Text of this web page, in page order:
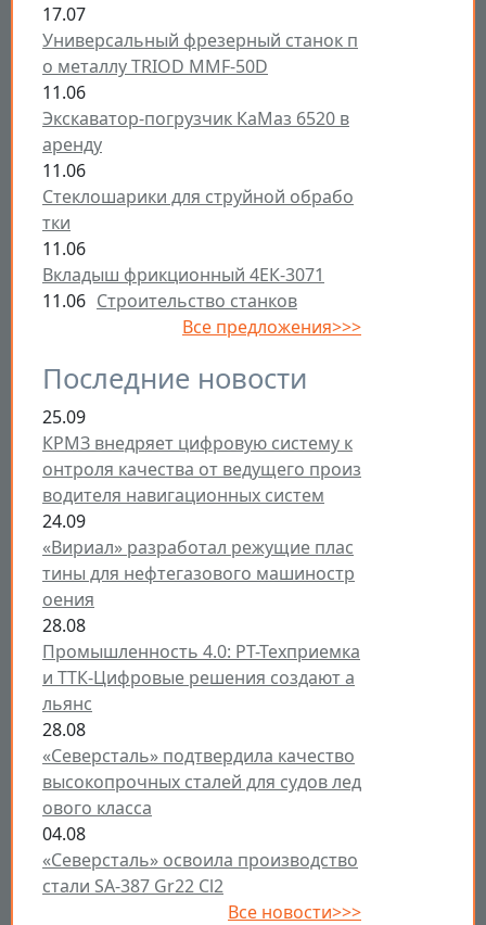
17.07
Универсальный фрезерный станок п
о металлу TRIOD MMF-50D
11.06
Экскаватор-погрузчик КаМаз 6520 в
аренду
11.06
Стеклошарики для струйной обрабо
тки
11.06
Вкладыш фрикционный 4ЕК-3071
11.06 Строительство станков
Все предложения>>>
Последние новости
25.09
КРМЗ внедряет цифровую систему к
онтроля качества от ведущего произ
водителя навигационных систем
24.09
«Вириал» разработал режущие плас
тины для нефтегазового машиностр
оения
28.08
Промышленность 4.0: РТ-Техприемка
и ТТК-Цифровые решения создают а
льянс
28.08
«Северсталь» подтвердила качество
высокопрочных сталей для судов лед
ового класса
04.08
«Северсталь» освоила производство
стали SA-387 Gr22 Cl2
Все новости>>>